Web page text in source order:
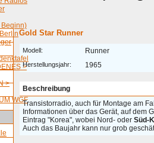
>
>
WGF
Gold Star Runner
Modell: Runner
Herstellungsjahr: 1965
Beschreibung
Transistorradio, auch für Montage am
Informationen über das Gerät, auf dem
Eintrag "Korea", wobei Nord- oder Süd-
Auch das Baujahr kann nur grob